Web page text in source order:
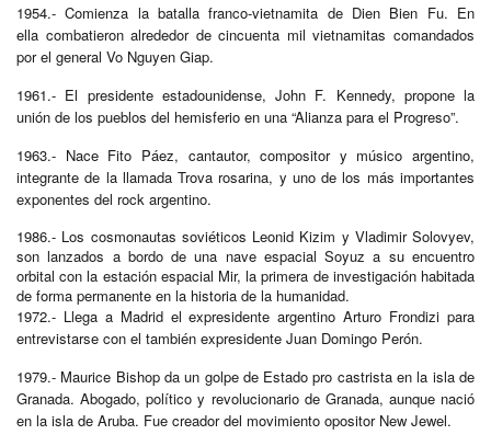
1954.- Comienza la batalla franco-vietnamita de Dien Bien Fu. En
ella combatieron alrededor de cincuenta mil vietnamitas comandados
por el general Vo Nguyen Giap.
1961.- El presidente estadounidense, John F. Kennedy, propone la
unión de los pueblos del hemisferio en una “Alianza para el Progreso”.
1963.- Nace Fito Páez, cantautor, compositor y músico argentino,
integrante de la llamada Trova rosarina, y uno de los más importantes
exponentes del rock argentino.
1986.- Los cosmonautas soviéticos Leonid Kizim y Vladimir Solovyev,
son lanzados a bordo de una nave espacial Soyuz a su encuentro
orbital con la estación espacial Mir, la primera de investigación habitada
de forma permanente en la historia de la humanidad.
1972.- Llega a Madrid el expresidente argentino Arturo Frondizi para
entrevistarse con el también expresidente Juan Domingo Perón.
1979.- Maurice Bishop da un golpe de Estado pro castrista en la isla de
Granada. Abogado, político y revolucionario de Granada, aunque nació
en la isla de Aruba. Fue creador del movimiento opositor New Jewel.